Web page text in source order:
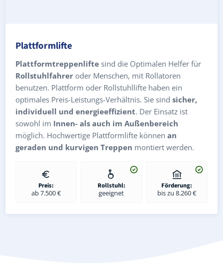
Plattformlifte
Plattformtreppenlifte sind die Optimalen Helfer für
Rollstuhlfahrer oder Menschen, mit Rollatoren
benutzen. Plattform oder Rollstuhllifte haben ein
optimales Preis-Leistungs-Verhältnis. Sie sind sicher,
individuell und energieeffizient. Der Einsatz ist
sowohl im Innen- als auch im Außenbereich
möglich. Hochwertige Plattformlifte können an
geraden und kurvigen Treppen montiert werden.
Preis:
ab 7.500 €
Rollstuhl:
geeignet
Förderung:
bis zu 8.260 €